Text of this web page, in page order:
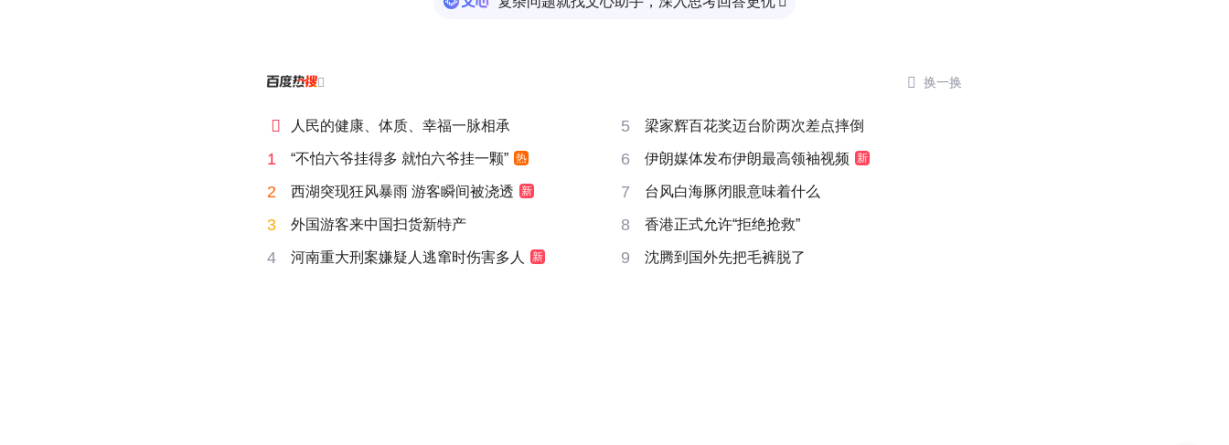
  换一换
 人民的健康、体质、幸福一脉相承 5 梁家辉百花奖迈台阶两次差点摔倒
1 “不怕六爷挂得多 就怕六爷挂一颗” 热 6 伊朗媒体发布伊朗最高领袖视频 新
2 西湖突现狂风暴雨 游客瞬间被浇透 新 7 台风白海豚闭眼意味着什么
3 外国游客来中国扫货新特产 8 香港正式允许“拒绝抢救”
4 河南重大刑案嫌疑人逃窜时伤害多人 新 9 沈腾到国外先把毛裤脱了